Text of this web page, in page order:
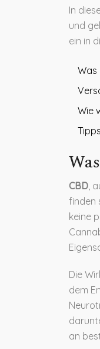
In
und
ein in
Was
Wie
CBD ,
finden
keine
Die
dem
an